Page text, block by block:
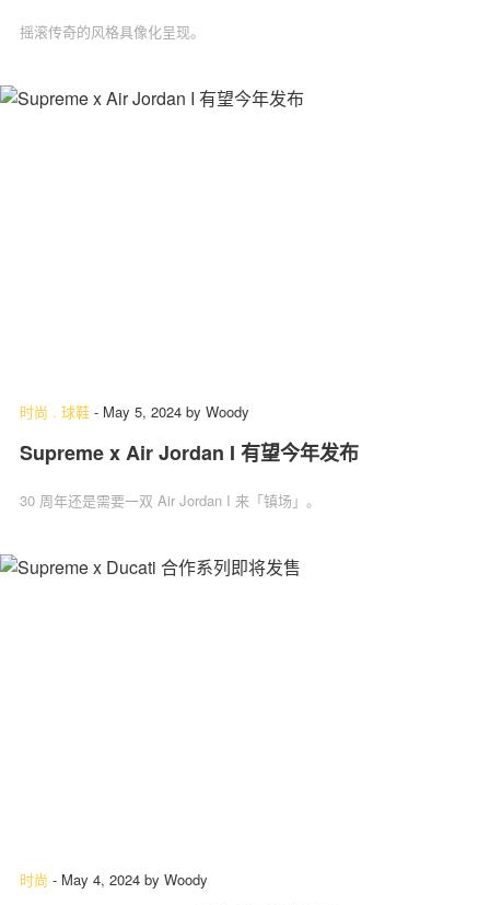
摇滚传奇的风格具像化呈现。
时尚 . 球鞋 - May 5, 2024 by Woody
Supreme x Air Jordan I 有望今年发布
30 周年还是需要一双 Air Jordan I 来「镇场」。
时尚 - May 4, 2024 by Woody